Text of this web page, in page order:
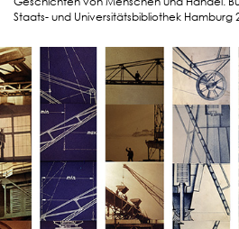
Staats- und Universitätsbibliothek Hamburg